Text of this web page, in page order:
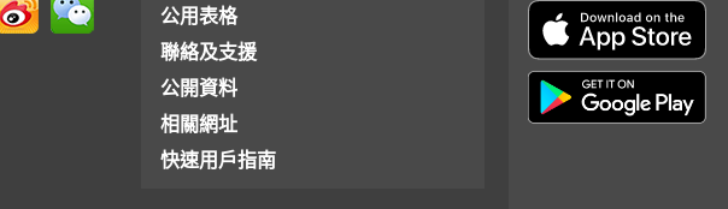
公用表格
聯絡及支援
公開資料
相關網址
快速用戶指南